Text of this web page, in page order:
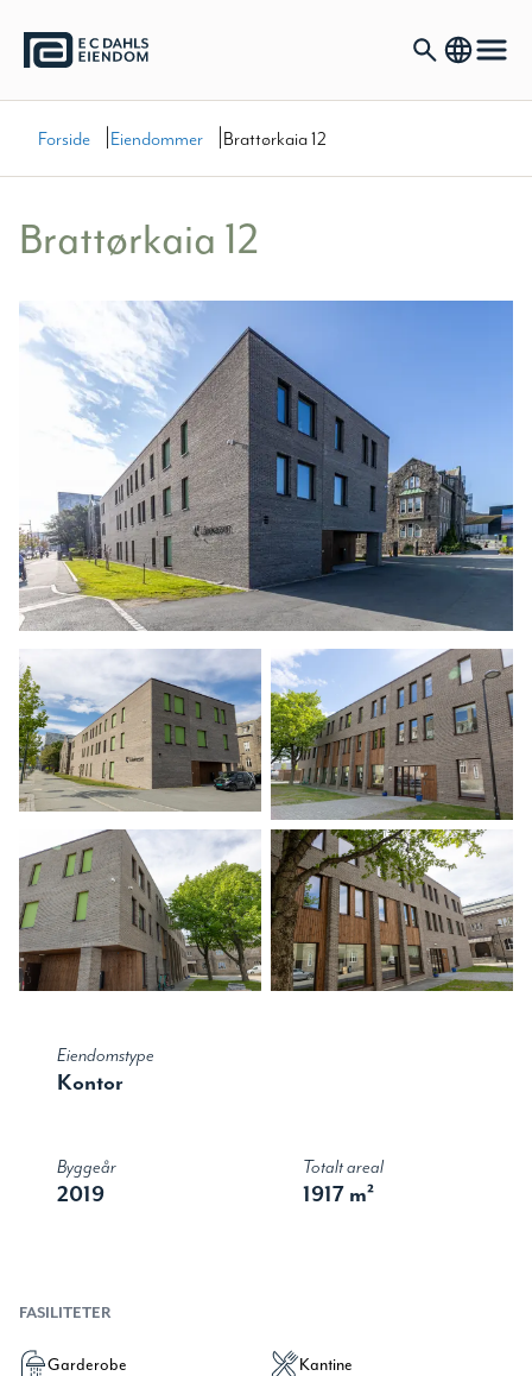
Forside |Eiendommer |Brattørkaia 12
Brattørkaia 12
Byggeår
2019
Totalt areal
1917 m²
Eiendomstype
Kontor
FASILITETER
Garderobe Kantine